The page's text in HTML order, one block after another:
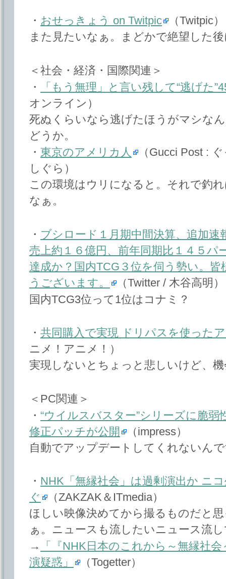
・ おせっきょう on Twitpic
（Twitpic）
また見たいなぁ。まどかで絶望した
＜社会・経済・国際関連＞
・
「もう無理」と言い残して“逃げた
オンライン）
死ぬくらいなら逃げたほうがマシな
どうか。
・ 東京のアメリカ人
（Gucci Post :
しぐら）
この環境はウリになると。それで釣
なぁ。
・ ブシロード１月期中間決算、追加
売上約１６億円、前年同期比１４５パ
達成か？国内TCG３位を伺う勢い。
うございます。
（Twitter / 木谷高明）
国内TCG3位って1位はコナミ？
・ 共同購入で実現 ドリパスを使った
ニメ！アニメ！）
実現しないとちょっと悲しいけど、
＜PC関連＞
・ “ウイルスバスター”シリーズに脆
修正パッチが公開
（impress）
自動でアップデートしてくれないん
・ NHK「無縁社会」は過剰演出か ニ
ぐ
（ZAKZAK＆ITmedia）
ほしい映像決めてから撮るものだと
ぁ。ニュースも流したいニュース流
→
「『NHK日本のこれから～無縁社
演疑惑」
（Togetter）